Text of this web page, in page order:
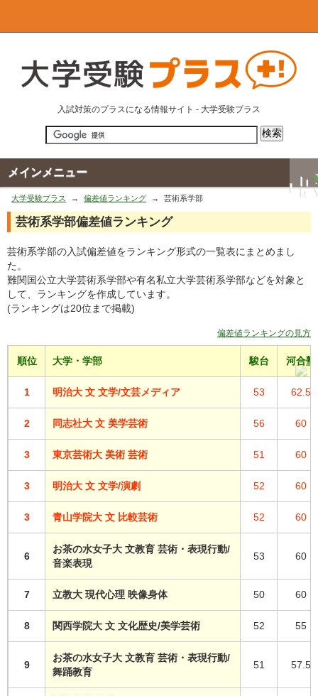
入試対策のプラスになる情報サイト - 大学受験プラス
大学受験プラス 偏差値ランキング 芸術系学部
芸術系学部偏差値ランキング
芸術系学部の入試偏差値をランキング形式の一覧表にまとめまし
た。
難関国公立大学芸術系学部や有名私立大学芸術系学部などを対象と
して、ランキングを作成しています。
(ランキングは20位まで掲載)
偏差値ランキングの見方
大学・学部 駿台 河合塾
明治大 文 文学/文芸メディア 53 62.5
同志社大 文 美学芸術 56 60
東京芸術大 美術 芸術 51 60
明治大 文 文学/演劇 52 60
青山学院大 文 比較芸術 52 60
お茶の水女子大 文教育 芸術・表現行動/
音楽表現
53 60
立教大 現代心理 映像身体 50 60
関西学院大 文 文化歴史/美学芸術 52 55
お茶の水女子大 文教育 芸術・表現行動/
舞踊教育
51 57.5
順位
1
2
3
3
3
6
7
8
9
メインメニュー